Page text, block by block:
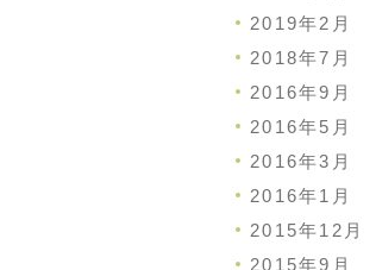
2019年2月
2018年7月
2016年9月
2016年5月
2016年3月
2016年1月
2015年12月
2015年9月